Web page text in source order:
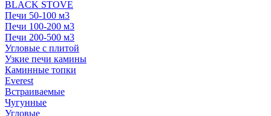
BLACK STOVE
Печи 50-100 м3
Печи 100-200 м3
Печи 200-500 м3
Угловые с плитой
Узкие печи камины
Каминные топки
Everest
Встраиваемые
Чугунные
Угловые